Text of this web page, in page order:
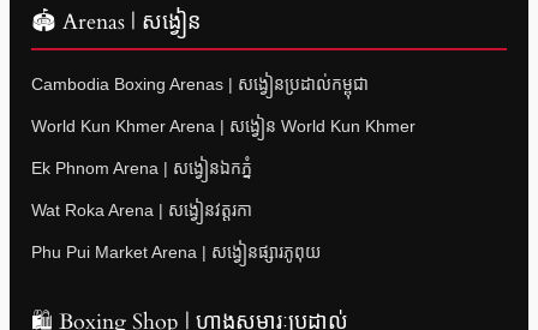
🏟 Arenas | សង្វៀន
Cambodia Boxing Arenas | សង្វៀនប្រដាល់កម្ពុជា
World Kun Khmer Arena | សង្វៀន World Kun Khmer
Ek Phnom Arena | សង្វៀនឯកភ្នំ
Wat Roka Arena | សង្វៀនវត្តរកា
Phu Pui Market Arena | សង្វៀនផ្សារភូពុយ
🛍 Boxing Shop | ហាងសម្ភារៈប្រដាល់